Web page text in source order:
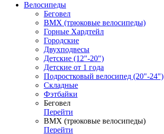
Велосипеды
Беговел
ВМХ (трюковые велосипеды)
Горные Хардтейл
Городские
Двухподвесы
Детские (12"-20")
Детские от 1 года
Подростковый велосипед (20"-24")
Складные
Фэтбайки
Беговел
Перейти
ВМХ (трюковые велосипеды)
Перейти